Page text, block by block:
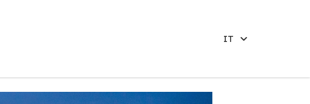
IT